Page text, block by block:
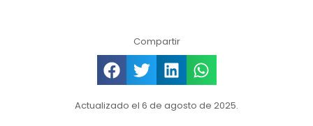
Compartir
Actualizado el 6 de agosto de 2025.